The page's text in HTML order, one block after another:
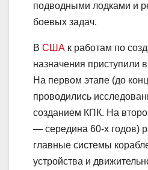
подводными лодками и
боевых задач.
В США к работам по
назначения приступили
На первом этапе (до
проводились
созданием КПК. На
— середина 60-х годов)
главные системы
устройства и